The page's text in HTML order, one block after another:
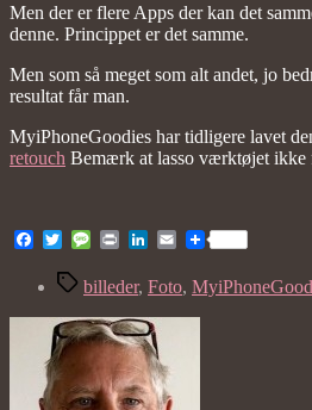
Men der er flere Apps der kan det
denne. Princippet er det samme.
Men som så meget som alt andet, jo
resultat får man.
MyiPhoneGoodies har tidligere lavet
retouch Bemærk at lasso værktøjet ikke
Facebook
TwitterMessage
Print LinkedIn
Email
Tagsbilleder, Foto,